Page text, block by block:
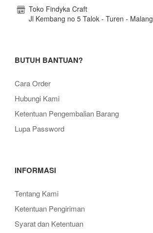
Toko Findyka Craft
Jl Kembang no 5 Talok - Turen - Malang
BUTUH BANTUAN?
Cara Order
Hubungi Kami
Ketentuan Pengembalian Barang
Lupa Password
INFORMASI
Tentang Kami
Ketentuan Pengiriman
Syarat dan Ketentuan